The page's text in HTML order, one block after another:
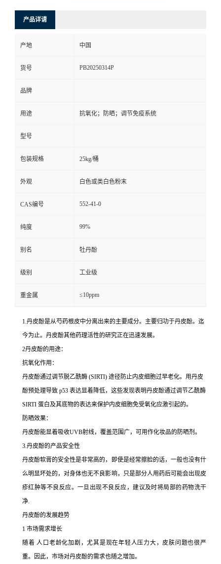
式
在
线
留
言
产品详请
产地 中国
货号 PB20250314P
品牌
用途 抗氧化；防晒；调节免疫系统
型号
包装规格 25kg/桶
外观 白色或类白色粉末
CAS编号 552-41-0
纯度 99%
别名 牡丹酚
级别 工业级
重金属 ≤10ppm
1.丹皮酚是从芍药根皮中分离出来的主要成分。主要归功于丹皮酚。迄
今为止。丹皮酚其他药理活性的研究正在迅速发展。
2丹皮酚的用途：
抗氧化作用：
丹皮酚通过调节脱乙酰酶 (SIRTI) 途径防止内皮细胞过早老化。用丹皮
酚预处理导致 p53 表达显着降低，这些发现表明丹皮酚通过调节乙酰酶
SIRTI 蛋白及其底物的表达来保护内皮细胞免受氧化应激引起的。
防晒效果：
丹皮酚能显着吸收UVB射线，覆盖范围广，可用作化妆品的防晒剂。
3.丹皮酚的产品安全性
丹皮酚软膏的安全性是非常高的，即使是经常擦脸的话，一般也没有什
么明显坏处的，对身体也无不良影响，只是部分人用药后可能会出现皮
疹红肿等不良反应。一旦出现不良反应，建议及时将局部的药物洗干
净.
丹皮酚的发展趋势
1 市场需求增长
随着 人口老龄化加剧，尤其是现在年轻人压力大，皮肤问题也很严
重。因此，市场对丹皮酚的需求也随之增加。